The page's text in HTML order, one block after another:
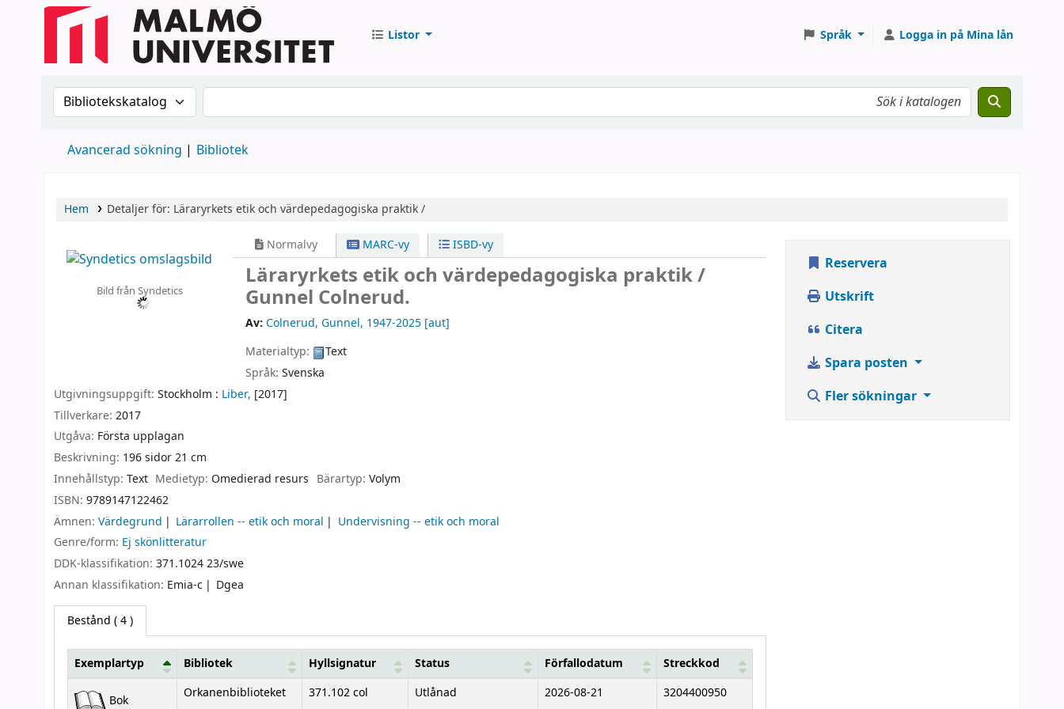
Listor Språk Logga in på Mina lån
Sök i katalogen efter:Sök i katalogen
Avancerad sökning Bibliotek
Hem Detaljer för: Läraryrkets etik och värdepedagogiska praktik /
Bild från Syndetics
Normalvy MARC-vy ISBD-vy
Läraryrkets etik och värdepedagogiska praktik /
Gunnel Colnerud.
Av: Colnerud, Gunnel, 1947-2025[aut]
Materialtyp:
Text
Språk:Svenska
Utgivningsuppgift: Stockholm : Liber, [2017]
Tillverkare: 2017
Utgåva: Första upplagan
Beskrivning: 196 sidor 21 cm
Innehållstyp: Text Medietyp: Omedierad resurs Bärartyp: Volym
ISBN: 9789147122462
Ämnen: Värdegrund Lärarrollen -- etik och moral
Undervisning -- etik och moral
Genre/form: Ej skönlitteratur
DDK-klassifikation: 371.1024 23/swe
Annan klassifikation: Emia-c Dgea
Bestånd ( 4 )
Bestånd
Exemplartyp Bibliotek Hyllsignatur Status Förfallodatum Streckkod
Bok Orkanenbiblioteket 371.102 col Utlånad 2026-08-21 3204400950
Reservera
Utskrift
Citera
Spara posten
Fler sökningar